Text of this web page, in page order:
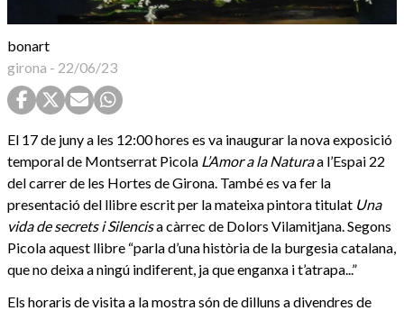
bonart
girona - 22/06/23
El 17 de juny a les 12:00 hores es va inaugurar la nova exposició
temporal de Montserrat Picola L’Amor a la Naturaa l’Espai 22
del carrer de les Hortes de Girona. També es va fer la
presentació del llibre escrit per la mateixa pintora titulat Una
vida de secrets i Silencisa càrrec de Dolors Vilamitjana. Segons
Picola aquest llibre “parla d’una història de la burgesia catalana,
que no deixa a ningú indiferent, ja que enganxa i t’atrapa...”
Els horaris de visita a la mostra són de dilluns a divendres de